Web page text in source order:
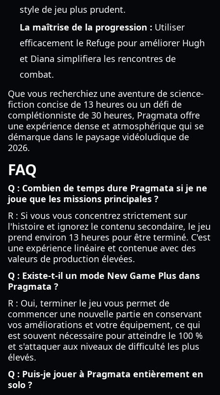
style de jeu plus prudent.
La maîtrise de la progression : Utiliser
efficacement le Refuge pour améliorer Hugh
et Diana simplifiera les rencontres de
combat.
Que vous recherchiez une aventure de science-
fiction concise de 13 heures ou un défi de
complétionniste de 30 heures, Pragmata offre
une expérience dense et atmosphérique qui se
démarque dans le paysage vidéoludique de
2026.
FAQ
Q : Combien de temps dure Pragmata si je ne
joue que les missions principales ?
R : Si vous vous concentrez strictement sur
l'histoire et ignorez le contenu secondaire, le jeu
prend environ 13 heures pour être terminé. C'est
une expérience linéaire et contenue avec des
valeurs de production élevées.
Q : Existe-t-il un mode New Game Plus dans
Pragmata ?
R : Oui, terminer le jeu vous permet de
commencer une nouvelle partie en conservant
vos améliorations et votre équipement, ce qui
est souvent nécessaire pour atteindre le 100 %
et s'attaquer aux niveaux de difficulté les plus
élevés.
Q : Puis-je jouer à Pragmata entièrement en
solo ?